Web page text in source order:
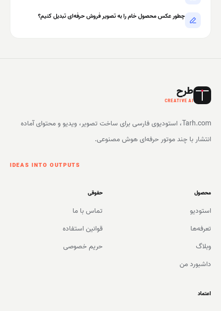
چطور عکس محصول خام را به تصویر فروش حرفه‌ای تبدیل کنیم؟
طرح
CREATIVE AI
Tarh.com، استودیوی فارسی برای ساخت تصویر، ویدیو و محتوای آماده
انتشار با چند موتور حرفه‌ای هوش مصنوعی.
IDEAS INTO OUTPUTS
محصول
استودیو
تعرفه‌ها
وبلاگ
داشبورد من
حقوقی
تماس با ما
قوانین استفاده
حریم خصوصی
اعتماد